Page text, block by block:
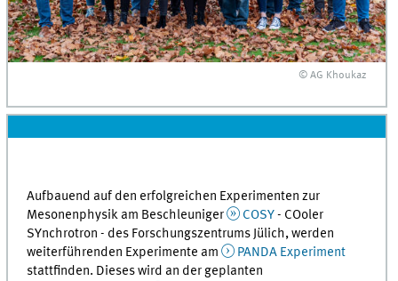
© AG Khoukaz
Aufbauend auf den erfolgreichen Experimenten zur
Mesonenphysik am Beschleuniger
COSY- COoler
SYnchrotron - des Forschungszentrums Jülich, werden
weiterführenden Experimente am
PANDA Experiment
stattfinden. Dieses wird an der geplanten